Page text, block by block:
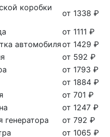
коробки
от 1338 ₽
от 1111 ₽
автомобиляот 1429 ₽
от 592 ₽
от 1793 ₽
от 1884 ₽
от 701 ₽
от 1247 ₽
генератора
от 792 ₽
от 1065 ₽